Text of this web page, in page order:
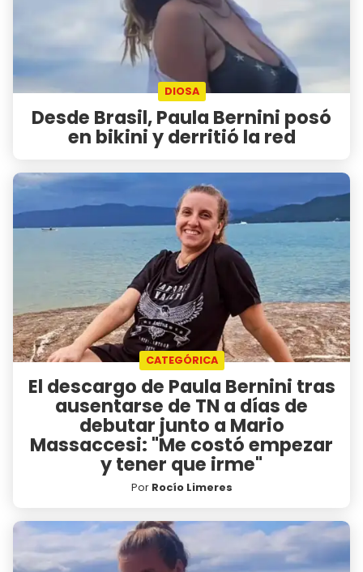
DIOSA
Desde Brasil, Paula Bernini posó
en bikini y derritió la red
CATEGÓRICA
El descargo de Paula Bernini tras
ausentarse de TN a días de
debutar junto a Mario
Massaccesi: "Me costó empezar
y tener que irme"
Por Rocío Limeres